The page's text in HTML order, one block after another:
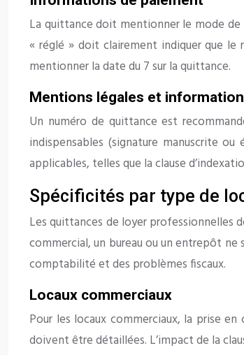
La quittance doit mentionner le mode de
« réglé » doit clairement indiquer que
mentionner la date du 7 sur la quittance.
Mentions légales et
Un numéro de quittance est
indispensables (signature manuscrite
applicables, telles que la clause
Spécificités par type de
Les quittances de loyer professionnelles
commercial, un bureau ou un entrepôt
comptabilité et des problèmes fiscaux.
Locaux commerciaux
Pour les locaux commerciaux, la prise
doivent être détaillées. L’impact de la